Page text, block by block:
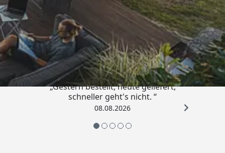
Schlussanstrich
5,6 l (Größe 3)
Montage
Montage zum günstigen
Festpreis möglich
oder
Sorglos-Paket mit Montage
und besonderen Service-
Leistungen zum Festpreis
Weitere Informationen
Packmaße : 118 x 210-280x
Trusted Shops
4,81/ 5
„Gestern bestellt, heute geliefert,
schneller geht's nicht. “
08.08.2026